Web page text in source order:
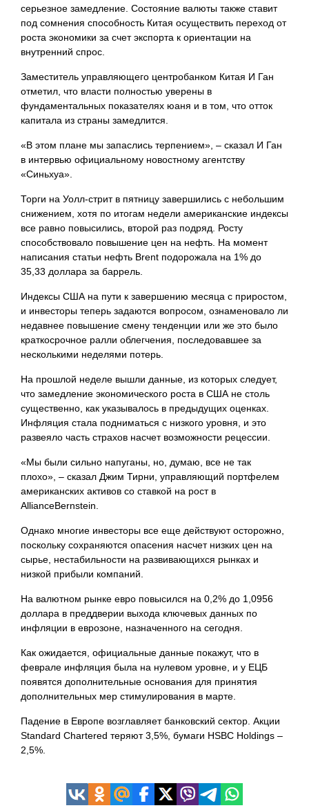
серьезное замедление. Состояние валюты также ставит
под сомнения способность Китая осуществить переход от
роста экономики за счет экспорта к ориентации на
внутренний спрос.
Заместитель управляющего центробанком Китая И Ган
отметил, что власти полностью уверены в
фундаментальных показателях юаня и в том, что отток
капитала из страны замедлится.
«В этом плане мы запаслись терпением», – сказал И Ган
в интервью официальному новостному агентству
«Синьхуа».
Торги на Уолл-стрит в пятницу завершились с небольшим
снижением, хотя по итогам недели американские индексы
все равно повысились, второй раз подряд. Росту
способствовало повышение цен на нефть. На момент
написания статьи нефть Brent подорожала на 1% до
35,33 доллара за баррель.
Индексы США на пути к завершению месяца с приростом,
и инвесторы теперь задаются вопросом, ознаменовало ли
недавнее повышение смену тенденции или же это было
краткосрочное ралли облегчения, последовавшее за
несколькими неделями потерь.
На прошлой неделе вышли данные, из которых следует,
что замедление экономического роста в США не столь
существенно, как указывалось в предыдущих оценках.
Инфляция стала подниматься с низкого уровня, и это
развеяло часть страхов насчет возможности рецессии.
«Мы были сильно напуганы, но, думаю, все не так
плохо», – сказал Джим Тирни, управляющий портфелем
американских активов со ставкой на рост в
AllianceBernstein.
Однако многие инвесторы все еще действуют осторожно,
поскольку сохраняются опасения насчет низких цен на
сырье, нестабильности на развивающихся рынках и
низкой прибыли компаний.
На валютном рынке евро повысился на 0,2% до 1,0956
доллара в преддверии выхода ключевых данных по
инфляции в еврозоне, назначенного на сегодня.
Как ожидается, официальные данные покажут, что в
феврале инфляция была на нулевом уровне, и у ЕЦБ
появятся дополнительные основания для принятия
дополнительных мер стимулирования в марте.
Падение в Европе возглавляет банковский сектор. Акции
Standard Chartered теряют 3,5%, бумаги HSBC Holdings –
2,5%.